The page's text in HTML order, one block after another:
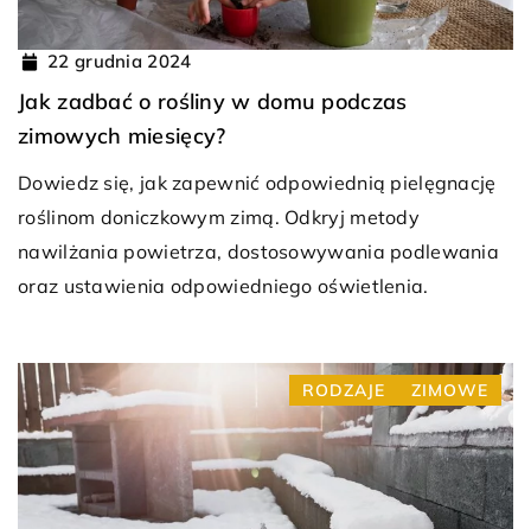
22 grudnia 2024
Jak zadbać o rośliny w domu podczas
zimowych miesięcy?
Dowiedz się, jak zapewnić odpowiednią pielęgnację
roślinom doniczkowym zimą. Odkryj metody
nawilżania powietrza, dostosowywania podlewania
oraz ustawienia odpowiedniego oświetlenia.
RODZAJE ZIMOWE